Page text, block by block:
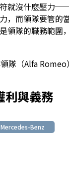
符就沒什麼壓力
，而領隊要管的
領隊的職務範圍
隊（Alfa
利與義務
Mercedes-Benz